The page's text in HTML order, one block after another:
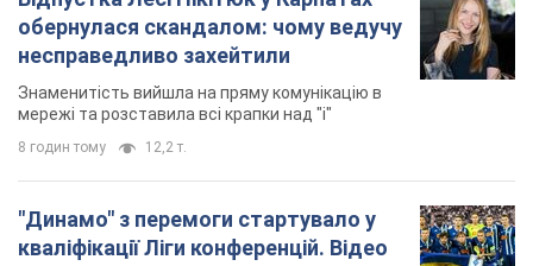
кваліфікації Ліги конференцій. Відео
Матч відбувся в Любліні
4 години тому 1,7 т.